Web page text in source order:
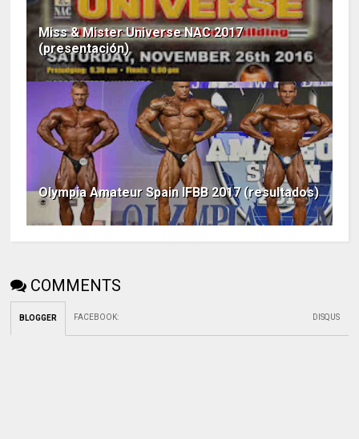
Miss & Mister Universe NAC 2017
(presentación)
Olympia Amateur Spain IFBB 2017 (resultados)
COMMENTS
BLOGGER FACEBOOK: DISQUS